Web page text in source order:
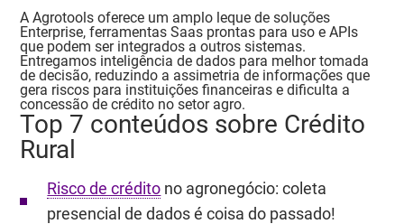
A Agrotools oferece um amplo leque de soluções
Enterprise, ferramentas Saas prontas para uso e APIs
que podem ser integrados a outros sistemas.
Entregamos inteligência de dados para melhor tomada
de decisão, reduzindo a assimetria de informações que
gera riscos para instituições financeiras e dificulta a
concessão de crédito no setor agro.
Top 7 conteúdos sobre Crédito
Rural
Risco de crédito no agronegócio: coleta
presencial de dados é coisa do passado!